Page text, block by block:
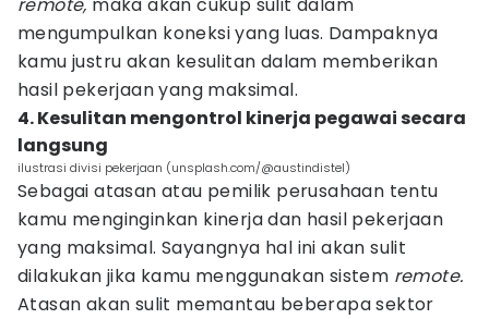
mengumpulkan koneksi yang luas. Dampaknya
kamu justru akan kesulitan dalam memberikan
hasil pekerjaan yang maksimal.
4. Kesulitan mengontrol kinerja pegawai secara
langsung
ilustrasi divisi pekerjaan (unsplash.com/@austindistel)
Sebagai atasan atau pemilik perusahaan tentu
kamu menginginkan kinerja dan hasil pekerjaan
yang maksimal. Sayangnya hal ini akan sulit
dilakukan jika kamu menggunakan sistem remote.
Atasan akan sulit memantau beberapa sektor